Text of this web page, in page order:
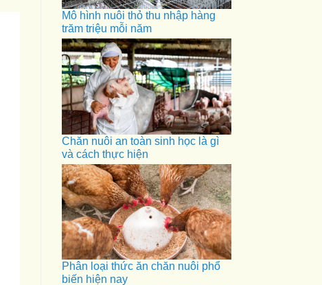
Mô hình nuôi thỏ thu nhập hàng
trăm triệu mỗi năm
Chăn nuôi an toàn sinh học là gì
và cách thực hiện
Phân loại thức ăn chăn nuôi phổ
biến hiện nay